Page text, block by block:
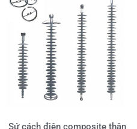
Sứ cách điện composite thân